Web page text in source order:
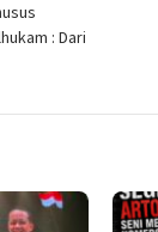
: Dari